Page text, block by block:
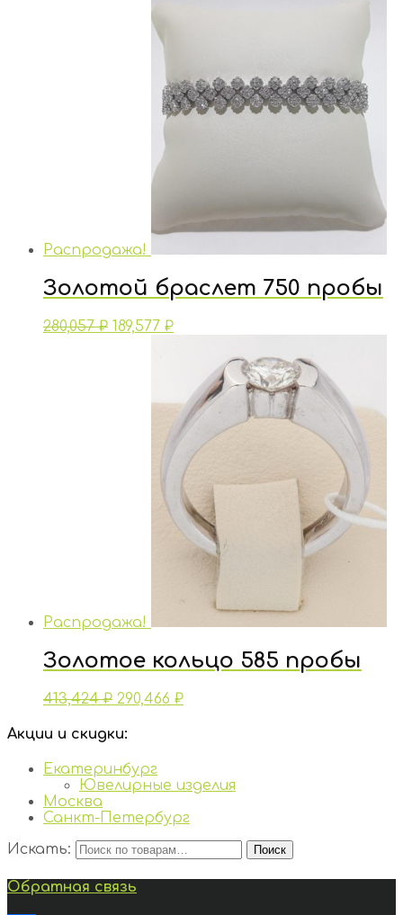
Распродажа!
Золотой браслет 750 пробы
280,057₽ 189,577 ₽
Распродажа!
Золотое кольцо 585 пробы
413,424₽ 290,466 ₽
Акции и скидки:
Екатеринбург
Ювелирные изделия
Москва
Санкт-Петербург
Искать:
Поиск
Обратная связь